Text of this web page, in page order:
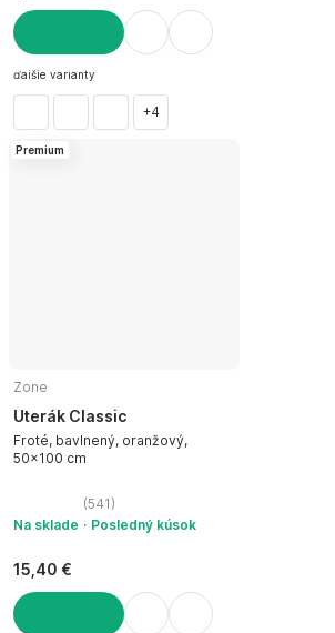
DO KOŠÍKA
ďalšie varianty
+4
Premium
Zone
Uterák Classic
Froté, bavlnený, oranžový,
50x100 cm
(541 )
Na sklade
Posledný kúsok
15,40 €